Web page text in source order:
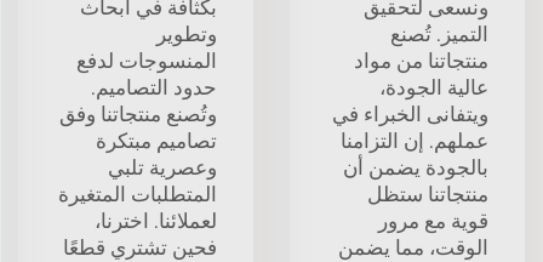
ونسعى لتحقيق
التميز. تُصنع
منتجاتنا من مواد
عالية الجودة،
ويتفانى الخبراء في
عملهم. إن التزامنا
بالجودة يضمن أن
منتجاتنا ستظل
قوية مع مرور
الوقت، مما يضمن
بكثافة في أبحاث
وتطوير
المنسوجات لدفع
حدود التصاميم.
وتُصنع منتجاتنا وفق
تصاميم مبتكرة
وعصرية تلبي
المتطلبات المتغيرة
لعملائنا. اخترنا،
فحين تشتري قطعًا